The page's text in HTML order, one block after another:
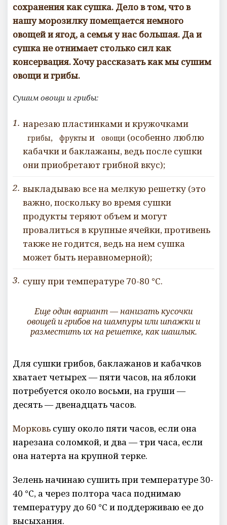
сохранения как сушка. Дело в том, что в
нашу морозилку помещается немного
овощей и ягод, а семья у нас большая. Да и
сушка не отнимает столько сил как
консервация. Хочу рассказать как мы сушим
овощи и грибы.
Сушим овощи и грибы:
нарезаю пластинками и кружочками
грибы, фрукты и овощи (особенно люблю
кабачки и баклажаны, ведь после сушки
они приобретают грибной вкус);
выкладываю все на мелкую решетку (это
важно, поскольку во время сушки
продукты теряют объем и могут
провалиться в крупные ячейки, противень
также не годится, ведь на нем сушка
может быть неравномерной);
сушу при температуре 70-80 °С.
Еще один вариант — нанизать кусочки
овощей и грибов на шампуры или шпажки и
разместить их на решетке, как шашлык.
Для сушки грибов, баклажанов и кабачков
хватает четырех — пяти часов, на яблоки
потребуется около восьми, на груши —
десять — двенадцать часов.
Морковь сушу около пяти часов, если она
нарезана соломкой, и два — три часа, если
она натерта на крупной терке.
Зелень начинаю сушить при температуре 30-
40 °С, а через полтора часа поднимаю
температуру до 60 °С и поддерживаю ее до
высыхания.